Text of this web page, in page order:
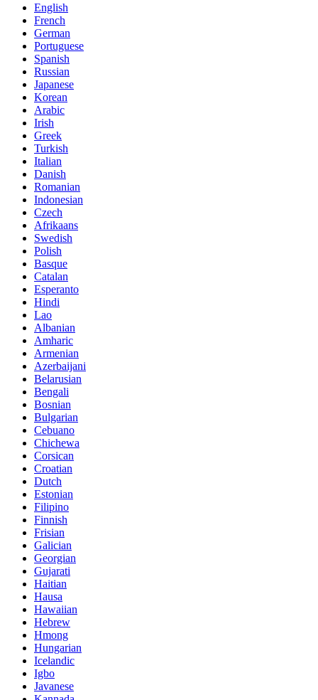
English
French
German
Portuguese
Spanish
Russian
Japanese
Korean
Arabic
Irish
Greek
Turkish
Italian
Danish
Romanian
Indonesian
Czech
Afrikaans
Swedish
Polish
Basque
Catalan
Esperanto
Hindi
Lao
Albanian
Amharic
Armenian
Azerbaijani
Belarusian
Bengali
Bosnian
Bulgarian
Cebuano
Chichewa
Corsican
Croatian
Dutch
Estonian
Filipino
Finnish
Frisian
Galician
Georgian
Gujarati
Haitian
Hausa
Hawaiian
Hebrew
Hmong
Hungarian
Icelandic
Igbo
Javanese